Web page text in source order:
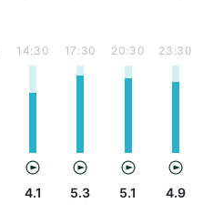
14:30
4.1
17:30
5.3
20:30
5.1
23:30
4.9